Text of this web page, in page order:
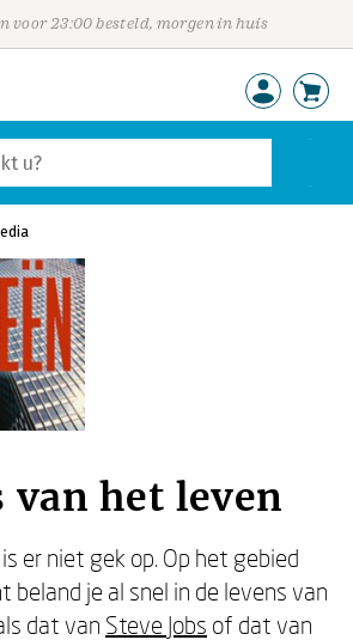
voor 23:00 besteld, morgen in huis
van het leven
er niet gek op. Op het gebied
beland je al snel in de levens van
dat van Steve Jobs of dat van